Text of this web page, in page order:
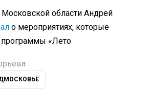
Московской области Андрей
о мероприятиях, которые
программы «Лето